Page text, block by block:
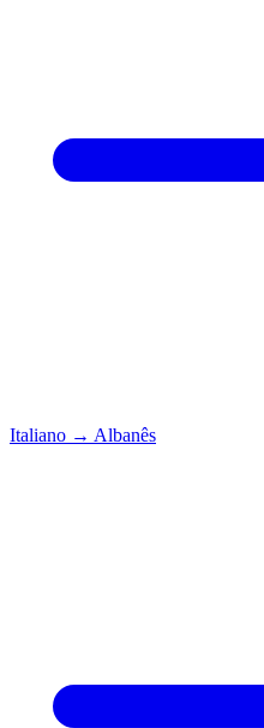
Italiano → Albanês